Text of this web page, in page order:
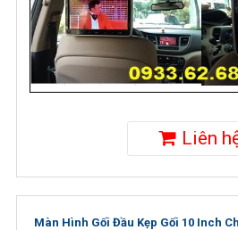
Liên
Màn Hình Gối Đầu Kẹp Gối 10 Inch